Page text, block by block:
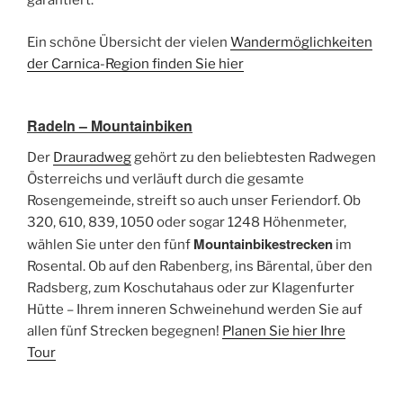
Ein schöne Übersicht der vielen Wandermöglichkeiten
der Carnica-Region finden Sie hier
Radeln – Mountainbiken
Der Drauradweggehört zu den beliebtesten Radwegen
Österreichs und verläuft durch die gesamte
Rosengemeinde, streift so auch unser Feriendorf. Ob
320, 610, 839, 1050 oder sogar 1248 Höhenmeter,
wählen Sie unter den fünf Mountainbikestrecken im
Rosental. Ob auf den Rabenberg, ins Bärental, über den
Radsberg, zum Koschutahaus oder zur Klagenfurter
Hütte – Ihrem inneren Schweinehund werden Sie auf
allen fünf Strecken begegnen! Planen Sie hier Ihre
Tour